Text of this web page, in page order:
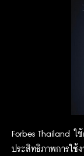
Forbes Thailand ใ
ประสิทธิภาพการใช้